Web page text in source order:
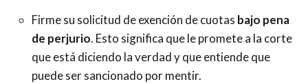
Firme su solicitud de exención de cuotas bajo pena
de perjurio. Esto significa que le promete a la corte
que está diciendo la verdad y que entiende que
puede ser sancionado por mentir.